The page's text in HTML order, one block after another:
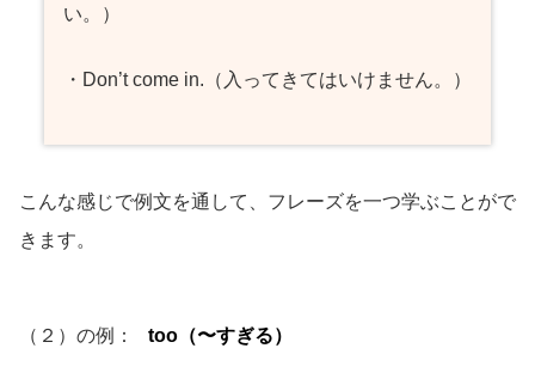
い。）
・Don’t come in.（入ってきてはいけません。）
こんな感じで例文を通して、フレーズを一つ学ぶことがで
きます。
（２）の例： too（〜すぎる）